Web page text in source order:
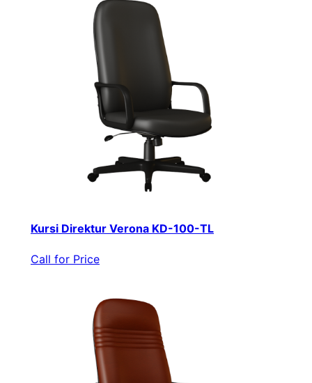
Kursi Direktur Verona KD-100-TL
Call for Price